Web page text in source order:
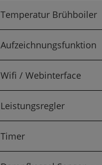
Temperatur Brühboiler
Aufzeichnungsfunktion
Wifi / Webinterface
Leistungsregler
Timer